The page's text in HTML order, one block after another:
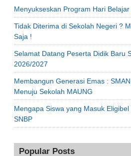
Menyukseskan Program Hari Belajar
Tidak Diterima di Sekolah Negeri ?
Saja !
Selamat Datang Peserta Didik Baru
2026/2027
Membangun Generasi Emas :
Menuju Sekolah MAUNG
Mengapa Siswa yang Masuk Eligibel
SNBP
Popular Posts